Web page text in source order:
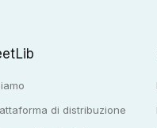
di distribuzione